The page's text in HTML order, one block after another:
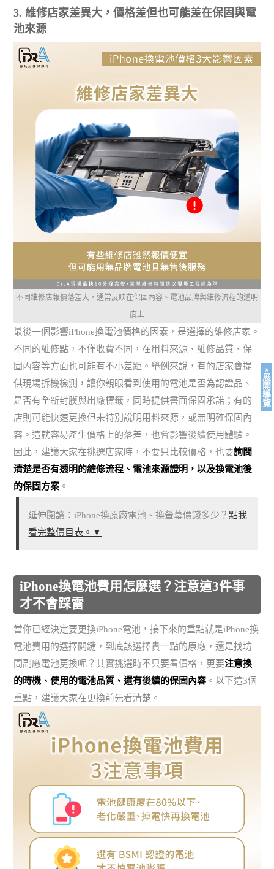
3. 維修店家差異大，價格差但也可能差在保固與電
池來源
不同維修店報價落差大，通常反映在保固內容、電池品牌與維修流程的透明
度上
最後一個影響iPhone換電池價格的因素，是選擇的維修店家。
不同的維修點，不僅收費不同，在用料來源、維修品質、保
固內容等方面也可能有不小差距。舉例來說，有的店家會提
供現場拆機檢測，讓你親眼看到使用的電池是否為認證品、
是否有全新封膜與出廠標籤，同時提供書面保固承諾；有的
店則可能快速更換但未特別說明用料來源，或無明確保固內
容。這就容易產生價格上的落差，也會影響後續使用體驗。
因此，建議大家在挑選店家時，不要只比較價格，也要詢問
清楚是否有透明的維修流程、電池來源證明，以及換電池後
的保固方案 。
延伸閱讀：iPhone換原廠電池、換螢幕價錢多少？點我
看完整價目表。▼
iPhone換電池費用怎麼選？注意這3件事
才不會踩雷
當你已經決定要更換iPhone電池，接下來的重點就是iPhone換
電池費用的選擇關鍵，到底該選擇貴一點的原廠，還是找坊
間副廠電池更換呢？其實挑選時不只要看價格，更要注意換
的時機、使用的電池品質、還有後續的保固內容 。以下這3個
重點，建議大家在更換前先看清楚。
展
開
導
覽